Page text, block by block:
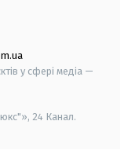
у сфері медіа —
24 Канал.